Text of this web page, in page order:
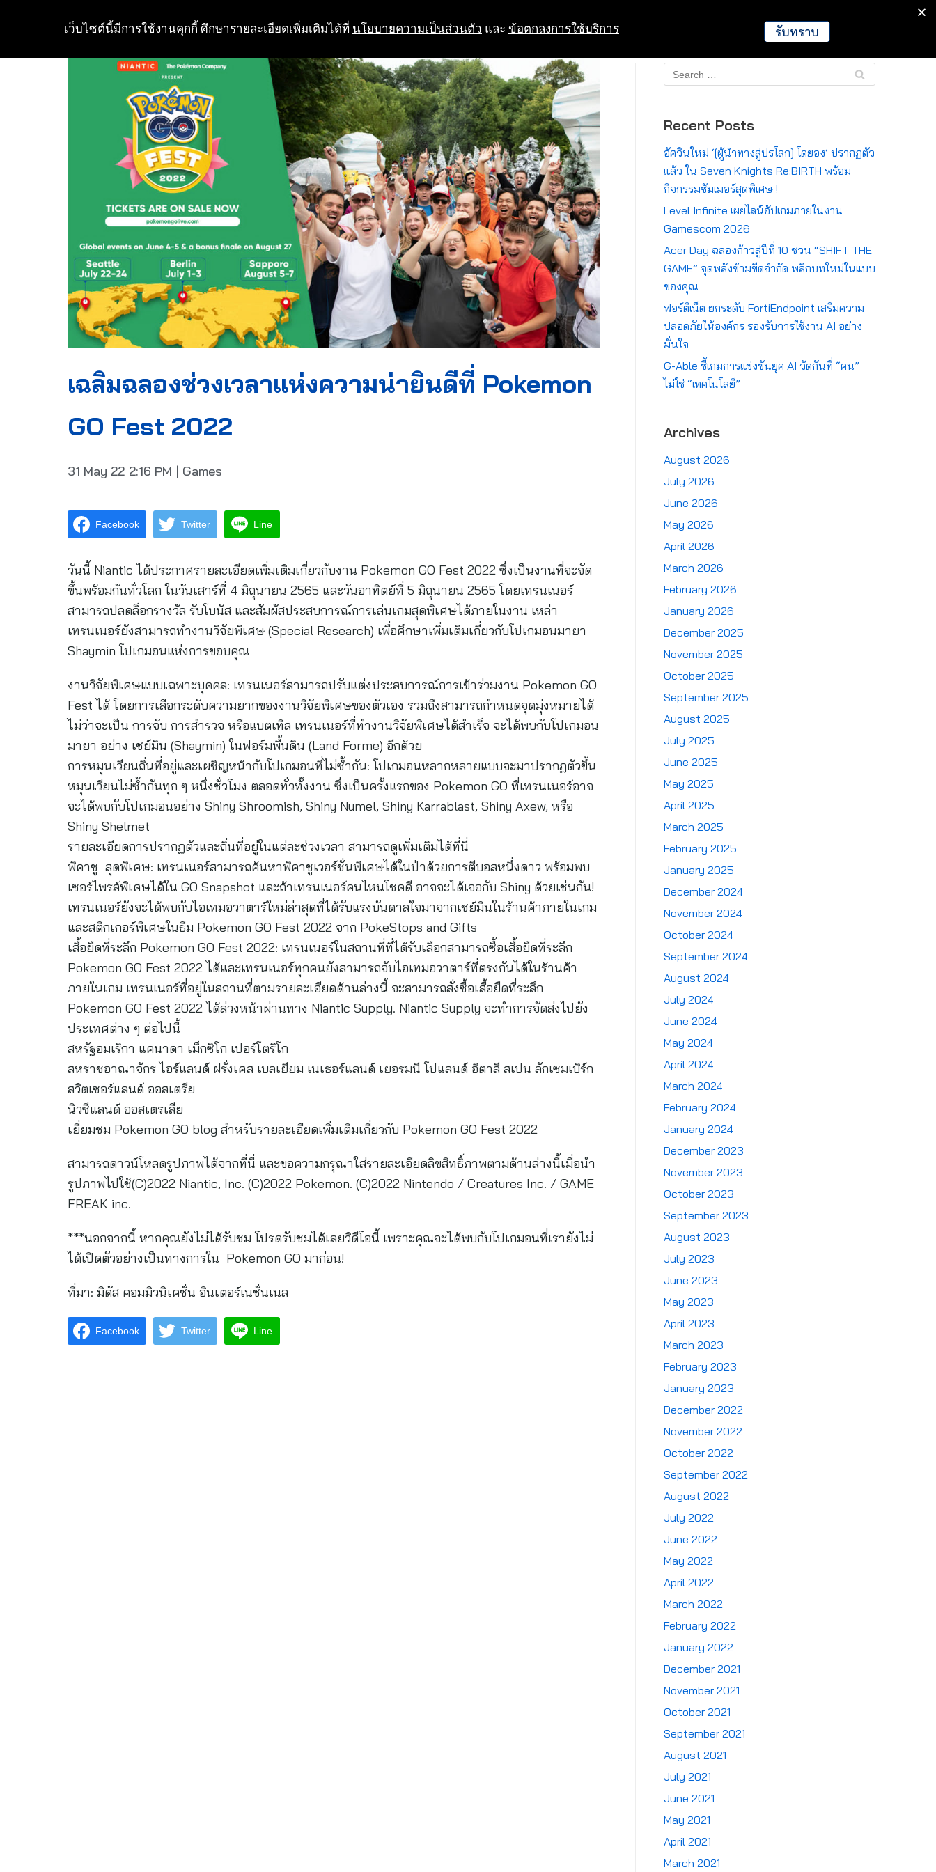
to
Crypto Global
เฉลิมฉลองช่วงเวลาแห่งความน่ายินดีที่ Pokemon
GO Fest 2022
31 May 22 2:16 PM | Games
Facebook Twitter Line
วันนี้ Niantic ได้ประกาศรายละเอียดเพิ่มเติมเกี่ยวกับงาน Pokemon GO Fest 2022 ซึ่งเป็นงานที่จะจัด
ขึ้นพร้อมกันทั่วโลก ในวันเสาร์ที่ 4 มิถุนายน 2565 และวันอาทิตย์ที่ 5 มิถุนายน 2565 โดยเทรนเนอร์
สามารถปลดล็อกรางวัล รับโบนัส และสัมผัสประสบการณ์การเล่นเกมสุดพิเศษได้ภายในงาน เหล่า
เทรนเนอร์ยังสามารถทำงานวิจัยพิเศษ (Special Research) เพื่อศึกษาเพิ่มเติมเกี่ยวกับโปเกมอนมายา
Shaymin โปเกมอนแห่งการขอบคุณ
งานวิจัยพิเศษแบบเฉพาะบุคคล: เทรนเนอร์สามารถปรับแต่งประสบการณ์การเข้าร่วมงาน Pokemon GO
Fest ได้ โดยการเลือกระดับความยากของงานวิจัยพิเศษของตัวเอง รวมถึงสามารถกำหนดจุดมุ่งหมายได้
ไม่ว่าจะเป็น การจับ การสำรวจ หรือแบตเทิล เทรนเนอร์ที่ทำงานวิจัยพิเศษได้สำเร็จ จะได้พบกับโปเกมอน
มายา อย่าง เชย์มิน (Shaymin) ในฟอร์มพื้นดิน (Land Forme) อีกด้วย
การหมุนเวียนถิ่นที่อยู่และเผชิญหน้ากับโปเกมอนที่ไม่ซ้ำกัน: โปเกมอนหลากหลายแบบจะมาปรากฏตัวขึ้น
หมุนเวียนไม่ซ้ำกันทุก ๆ หนึ่งชั่วโมง ตลอดทั่วทั้งงาน ซึ่งเป็นครั้งแรกของ Pokemon GO ที่เทรนเนอร์อาจ
จะได้พบกับโปเกมอนอย่าง Shiny Shroomish, Shiny Numel, Shiny Karrablast, Shiny Axew, หรือ
Shiny Shelmet
รายละเอียดการปรากฏตัวและถิ่นที่อยู่ในแต่ละช่วงเวลา สามารถดูเพิ่มเติมได้ที่นี่
พิคาชู สุดพิเศษ: เทรนเนอร์สามารถค้นหาพิคาชูเวอร์ชั่นพิเศษได้ในป่าด้วยการตีบอสหนึ่งดาว พร้อมพบ
เซอร์ไพรส์พิเศษได้ใน GO Snapshot และถ้าเทรนเนอร์คนไหนโชคดี อาจจะได้เจอกับ Shiny ด้วยเช่นกัน!
เทรนเนอร์ยังจะได้พบกับไอเทมอวาตาร์ใหม่ล่าสุดที่ได้รับแรงบันดาลใจมาจากเชย์มินในร้านค้าภายในเกม
และสติกเกอร์พิเศษในธีม Pokemon GO Fest 2022 จาก PokeStops and Gifts
เสื้อยืดที่ระลึก Pokemon GO Fest 2022: เทรนเนอร์ในสถานที่ที่ได้รับเลือกสามารถซื้อเสื้อยืดที่ระลึก
Pokemon GO Fest 2022 ได้และเทรนเนอร์ทุกคนยังสามารถจับไอเทมอวาตาร์ที่ตรงกันได้ในร้านค้า
ภายในเกม เทรนเนอร์ที่อยู่ในสถานที่ตามรายละเอียดด้านล่างนี้ จะสามารถสั่งซื้อเสื้อยืดที่ระลึก
Pokemon GO Fest 2022 ได้ล่วงหน้าผ่านทาง Niantic Supply. Niantic Supply จะทำการจัดส่งไปยัง
ประเทศต่าง ๆ ต่อไปนี้
สหรัฐอมเริกา แคนาดา เม็กซิโก เปอร์โตริโก
สหราชอาณาจักร ไอร์แลนด์ ฝรั่งเศส เบลเยียม เนเธอร์แลนด์ เยอรมนี โปแลนด์ อิตาลี สเปน ลักเซมเบิร์ก
สวิตเซอร์แลนด์ ออสเตรีย
นิวซีแลนด์ ออสเตรเลีย
เยี่ยมชม Pokemon GO blog สำหรับรายละเอียดเพิ่มเติมเกี่ยวกับ Pokemon GO Fest 2022
สามารถดาวน์โหลดรูปภาพได้จากที่นี่ และขอความกรุณาใส่รายละเอียดลิขสิทธิ์ภาพตามด้านล่างนี้เมื่อนำ
รูปภาพไปใช้(C)2022 Niantic, Inc. (C)2022 Pokemon. (C)2022 Nintendo / Creatures Inc. / GAME
FREAK inc.
***นอกจากนี้ หากคุณยังไม่ได้รับชม โปรดรับชมได้เลยวิดีโอนี้ เพราะคุณจะได้พบกับโปเกมอนที่เรายังไม่
ได้เปิดตัวอย่างเป็นทางการใน Pokemon GO มาก่อน!
ที่มา: มิดัส คอมมิวนิเคชั่น อินเตอร์เนชั่นเนล
Facebook Twitter Line
Recent Posts
อัศวินใหม่ ‘[ผู้นำทางสู่ปรโลก] โดยอง’ ปรากฏตัว
แล้ว ใน Seven Knights Re:BIRTH พร้อม
กิจกรรมซัมเมอร์สุดพิเศษ !
Level Infinite เผยไลน์อัปเกมภายในงาน
Gamescom 2026
Acer Day ฉลองก้าวสู่ปีที่ 10 ชวน “SHIFT THE
GAME” จุดพลังข้ามขีดจำกัด พลิกบทใหม่ในแบบ
ของคุณ
ฟอร์ติเน็ต ยกระดับ FortiEndpoint เสริมความ
ปลอดภัยให้องค์กร รองรับการใช้งาน AI อย่าง
มั่นใจ
G-Able ชี้เกมการแข่งขันยุค AI วัดกันที่ “คน”
ไม่ใช่ “เทคโนโลยี”
Archives
August 2026
July 2026
June 2026
May 2026
April 2026
March 2026
February 2026
January 2026
December 2025
November 2025
October 2025
September 2025
August 2025
July 2025
June 2025
May 2025
April 2025
March 2025
February 2025
January 2025
December 2024
November 2024
October 2024
September 2024
August 2024
July 2024
June 2024
May 2024
April 2024
March 2024
February 2024
January 2024
December 2023
November 2023
October 2023
September 2023
August 2023
July 2023
June 2023
May 2023
April 2023
March 2023
February 2023
January 2023
December 2022
November 2022
October 2022
September 2022
August 2022
July 2022
June 2022
May 2022
April 2022
March 2022
February 2022
January 2022
December 2021
November 2021
October 2021
September 2021
August 2021
July 2021
June 2021
May 2021
April 2021
March 2021
เว็บไซต์นี้มีการใช้งานคุกกี้ ศึกษารายละเอียดเพิ่มเติมได้ที่ นโยบายความเป็นส่วนตัว และ ข้อตกลงการใช้บริการ รับทราบ